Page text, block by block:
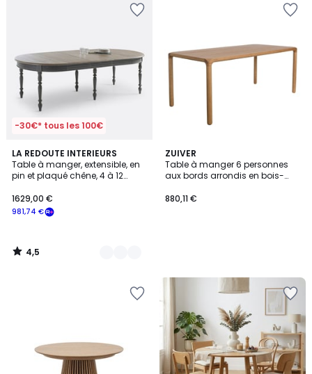
-30€* tous les 100€
LA REDOUTE INTERIEURS
Table à manger, extensible, en
pin et plaqué chêne, 4 à 12
€
souscrivez
notre
programme
981,74 €
1629,00 €
4,5
/ 5
2
Couleurs
4,5
/
ZUIVER
Table à manger 6 personnes
aux bords arrondis en bois-
880,11 €